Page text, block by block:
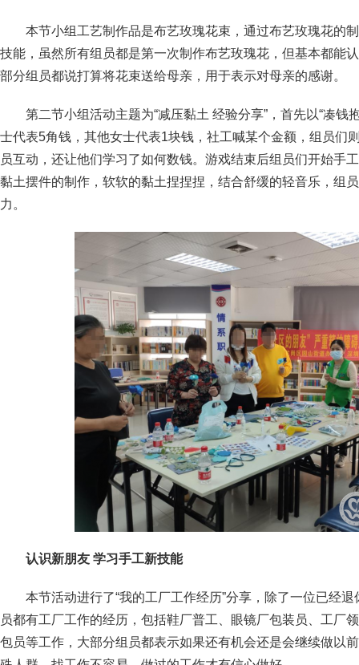
本节小组工艺制作品是布艺玫瑰花束，通过布艺玫瑰花的
技能，虽然所有组员都是第一次制作布艺玫瑰花，但基本都能
部分组员都说打算将花束送给母亲，用于表示对母亲的感谢。
第二节小组活动主题为“减压黏土 经验分享”，首先以“凑钱
士代表5角钱，其他女士代表1块钱，社工喊某个金额，组员们
员互动，还让他们学习了如何数钱。游戏结束后组员们开始手
黏土摆件的制作，软软的黏土捏捏捏，结合舒缓的轻音乐，组
力。
认识新朋友 学习手工新技能
本节活动进行了“我的工厂工作经历”分享，除了一位已经
员都有工厂工作的经历，包括鞋厂普工、眼镜厂包装员、工厂
包员等工作，大部分组员都表示如果还有机会还是会继续做以